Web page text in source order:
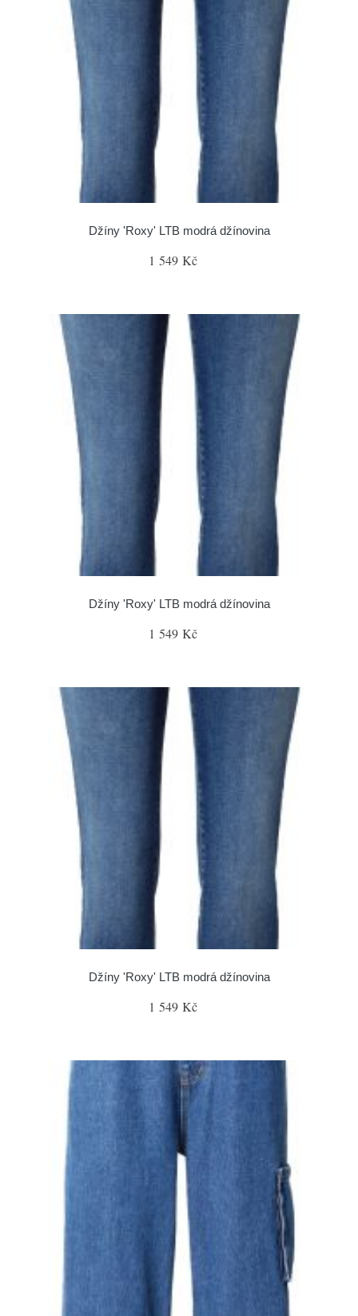
Džíny 'Roxy' LTB modrá džínovina
1 549 Kč
Džíny 'Roxy' LTB modrá džínovina
1 549 Kč
Džíny 'Roxy' LTB modrá džínovina
1 549 Kč